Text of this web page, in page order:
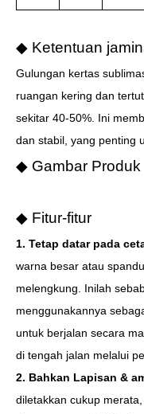
◆ Ketentuan
Gulungan kertas
ruangan kering dan
sekitar 40-50%. Ini
dan stabil, yang penting
◆ Gambar Produk
◆ Fitur-fitur
1. Tetap datar pada
warna besar atau
melengkung. Inilah
menggunakannya
untuk berjalan secara
di tengah jalan melalui
2. Bahkan Lapisan &
diletakkan cukup